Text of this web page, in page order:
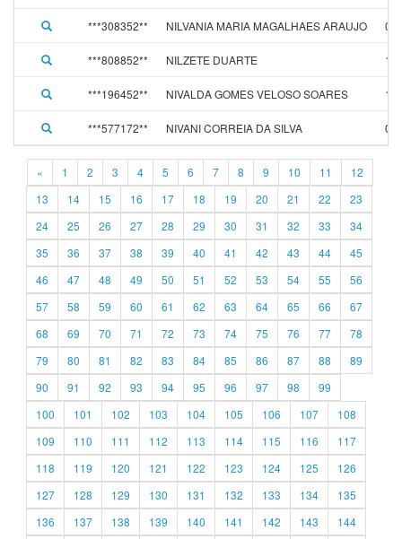
***308352** NILVANIA MARIA MAGALHAES ARAUJO
***808852** NILZETE DUARTE
***196452** NIVALDA GOMES VELOSO SOARES
***577172** NIVANI CORREIA DA SILVA
« 1 2 3 4 5 6 7 8 9 10 11
12
13
14 15 16 17 18 19 20 21 22
23
24
25 26 27 28 29 30 31 32 33
34
35
36 37 38 39 40 41 42 43 44
45
46
47 48 49 50 51 52 53 54 55
56
57
58 59 60 61 62 63 64 65 66
67
68
69 70 71 72 73 74 75 76 77
78
79
80 81 82 83 84 85 86 87 88
89
90
91 92 93 94 95 96 97 98
99
100
101 102 103 104 105 106 107
108
109
110 111 112 113 114 115 116
117
118
119 120 121 122 123 124 125
126
127
128 129 130 131 132 133 134
135
136
137 138 139 140 141 142 143
144